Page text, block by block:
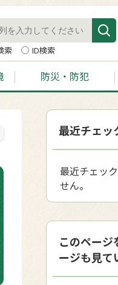
索 ID検索
防災・防犯
最近チェッ
最近チェッ
せん。
このページ
ージも見て